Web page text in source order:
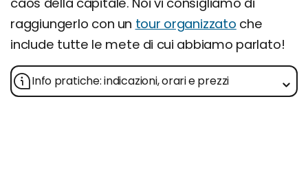
raggiungerlo con un tour organizzato che
include tutte le mete di cui abbiamo parlato!
Info pratiche: indicazioni, orari e prezzi